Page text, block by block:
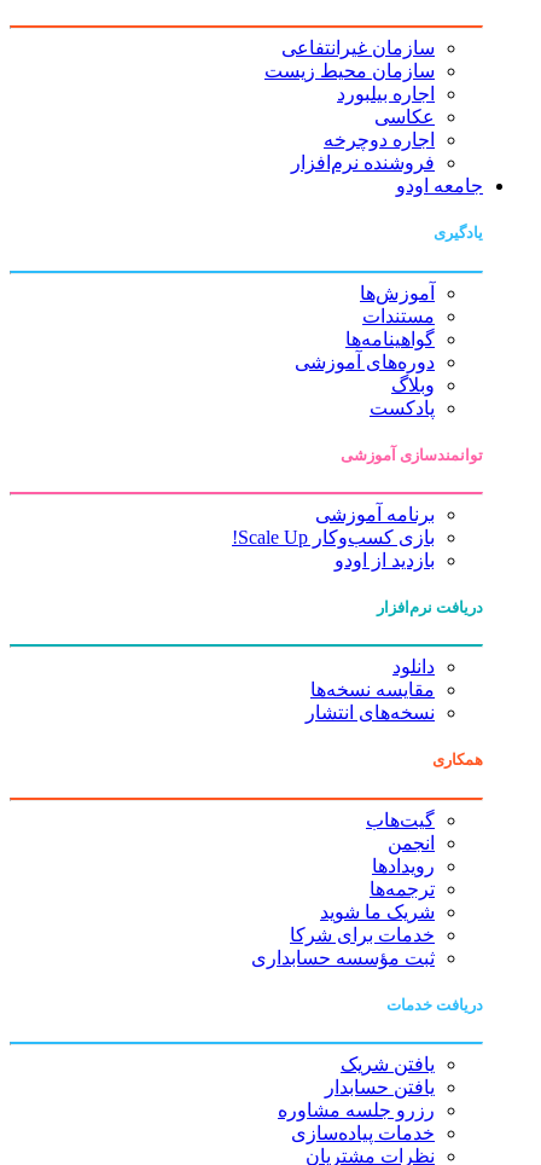
سازمان غیرانتفاعی
سازمان محیط زیست
اجاره بیلبورد
عکاسی
اجاره دوچرخه
فروشنده نرم‌افزار
جامعه اودو
یادگیری
آموزش‌ها
مستندات
گواهینامه‌ها
دوره‌های آموزشی
وبلاگ
پادکست
توانمندسازی آموزشی
برنامه آموزشی
بازی کسب‌وکار Scale Up!
بازدید از اودو
دریافت نرم‌افزار
دانلود
مقایسه نسخه‌ها
نسخه‌های انتشار
همکاری
گیت‌هاب
انجمن
رویدادها
ترجمه‌ها
شریک ما شوید
خدمات برای شرکا
ثبت مؤسسه حسابداری
دریافت خدمات
یافتن شریک
یافتن حسابدار
رزرو جلسه مشاوره
خدمات پیاده‌سازی
نظرات مشتریان